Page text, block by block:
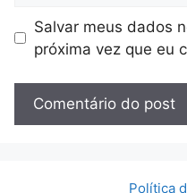
Salvar meus dados
próxima vez que eu
Política